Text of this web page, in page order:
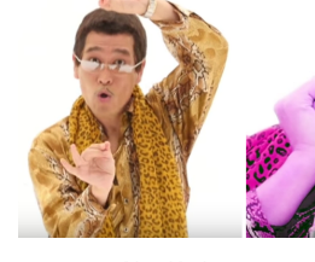
Virály
Sex a vztahy
Videa
Sledujte prima+